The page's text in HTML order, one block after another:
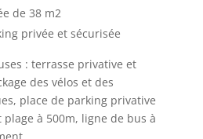
de 38 m2
privée et sécurisée
: terrasse privative et
des vélos et des
place de parking privative
à 500m, ligne de bus à